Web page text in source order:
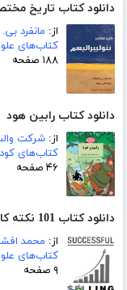
دانلود کتاب تاریخ
از: مانفرد
کتاب‌های
۱۸۸ صفحه
دانلود کتاب رابین هود
از: شرکت
کتاب‌های
۴۶ صفحه
دانلود کتاب 101 نکته کاربردی در فروش موفق
از: محمد
کتاب‌های
۹ صفحه